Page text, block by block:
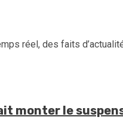
réel, des faits
monter le